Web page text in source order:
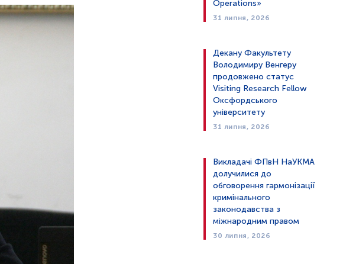
Operations»
31 липня, 2026
Декану Факультету
Володимиру Венгеру
продовжено статус
Visiting Research Fellow
Оксфордського
університету
31 липня, 2026
Викладачі ФПвН НаУКМА
долучилися до
обговорення гармонізації
кримінального
законодавства з
міжнародним правом
30 липня, 2026